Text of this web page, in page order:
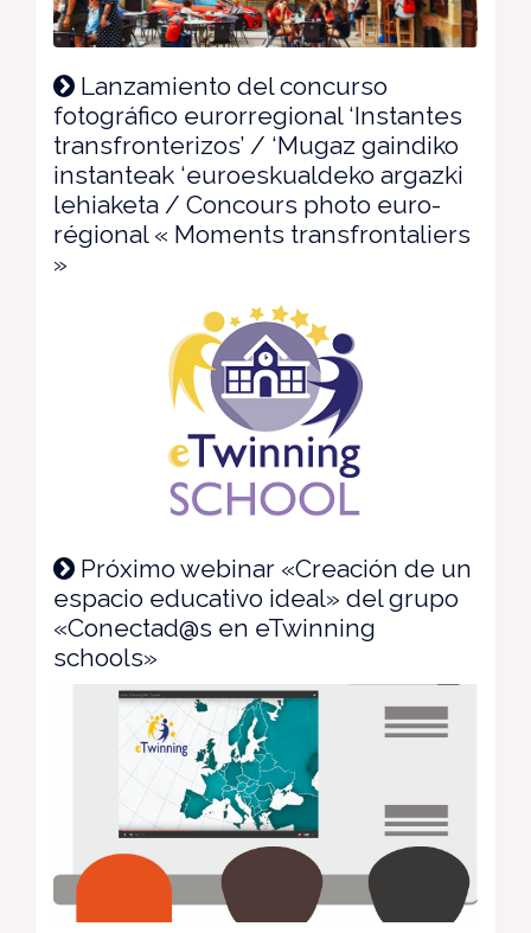
Lanzamiento del concurso
fotográfico eurorregional ‘Instantes
transfronterizos’ / ‘Mugaz gaindiko
instanteak ‘euroeskualdeko argazki
lehiaketa / Concours photo euro-
régional « Moments transfrontaliers
»
Próximo webinar «Creación de un
espacio educativo ideal» del grupo
«Conectad@s en eTwinning
schools»